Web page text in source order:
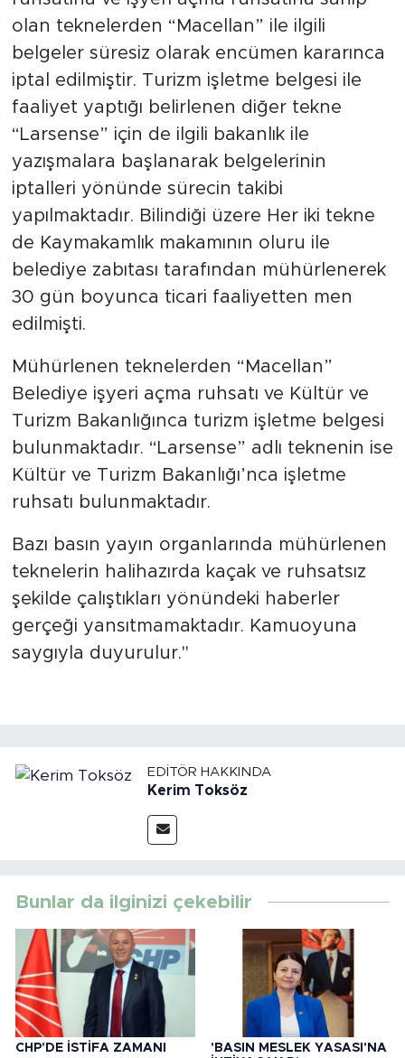
olan teknelerden “Macellan” ile ilgili
belgeler süresiz olarak encümen kararınca
iptal edilmiştir. Turizm işletme belgesi ile
faaliyet yaptığı belirlenen diğer tekne
“Larsense” için de ilgili bakanlık ile
yazışmalara başlanarak belgelerinin
iptalleri yönünde sürecin takibi
yapılmaktadır. Bilindiği üzere Her iki tekne
de Kaymakamlık makamının oluru ile
belediye zabıtası tarafından mühürlenerek
30 gün boyunca ticari faaliyetten men
edilmişti.
Mühürlenen teknelerden “Macellan”
Belediye işyeri açma ruhsatı ve Kültür ve
Turizm Bakanlığınca turizm işletme belgesi
bulunmaktadır. “Larsense” adlı teknenin ise
Kültür ve Turizm Bakanlığı’nca işletme
ruhsatı bulunmaktadır.
Bazı basın yayın organlarında mühürlenen
teknelerin halihazırda kaçak ve ruhsatsız
şekilde çalıştıkları yönündeki haberler
gerçeği yansıtmamaktadır. Kamuoyuna
saygıyla duyurulur."
EDITÖR HAKKINDA
Kerim Toksöz
Bunlar da ilginizi çekebilir
CHP'DE İSTİFA ZAMANI
'BASIN MESLEK YASASI'NA